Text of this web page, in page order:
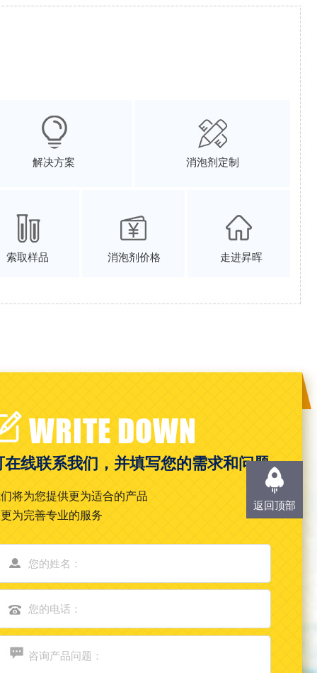
解决方案 消泡剂定制
索取样品 消泡剂价格 走进昇晖
WRITE DOWN
在线联系我们，并填写您的需求和问题
将为您提供更为适合的产品
为完善专业的服务
返回顶部